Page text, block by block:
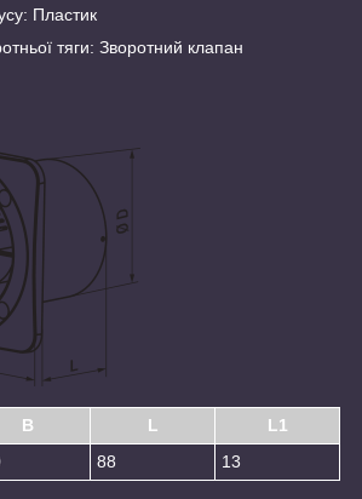
Пластик
тяги: Зворотний клапан
B L
L1
88 13